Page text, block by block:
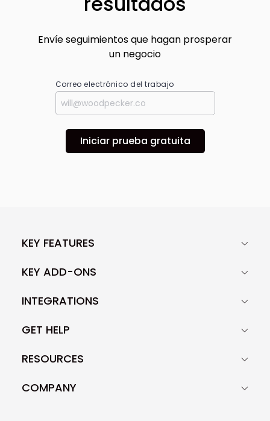
Envíe seguimientos que hagan prosperar
un negocio
Correo electrónico del trabajo
Iniciar prueba gratuita
KEY FEATURES
KEY ADD-ONS
INTEGRATIONS
GET HELP
RESOURCES
COMPANY